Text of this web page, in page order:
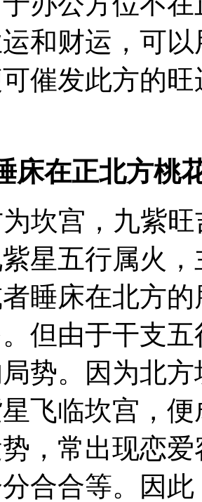
和财运，可
催发此方的
床在正北方桃
坎宫，九紫旺
星五行属火
睡床在北方
但由于干支
势。因为北
飞临坎宫，
，常出现恋
合合等。因